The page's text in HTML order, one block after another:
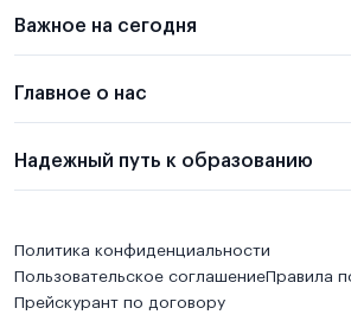
Важное на сегодня
Главное о нас
Надежный путь к образованию
Политика конфиденциальности
Пользовательское соглашениеПравила
Прейскурант по договору